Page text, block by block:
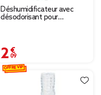
Déshumidificateur avec
désodorisant pour
2,09 €
OFFRE VIP